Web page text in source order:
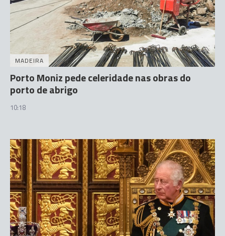
MADEIRA
Porto Moniz pede celeridade nas obras do
porto de abrigo
10:18